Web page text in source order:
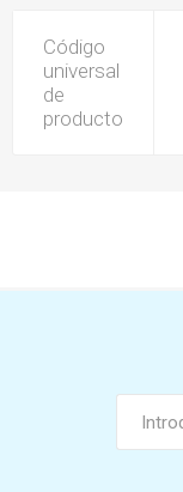
Código
universal
de
producto